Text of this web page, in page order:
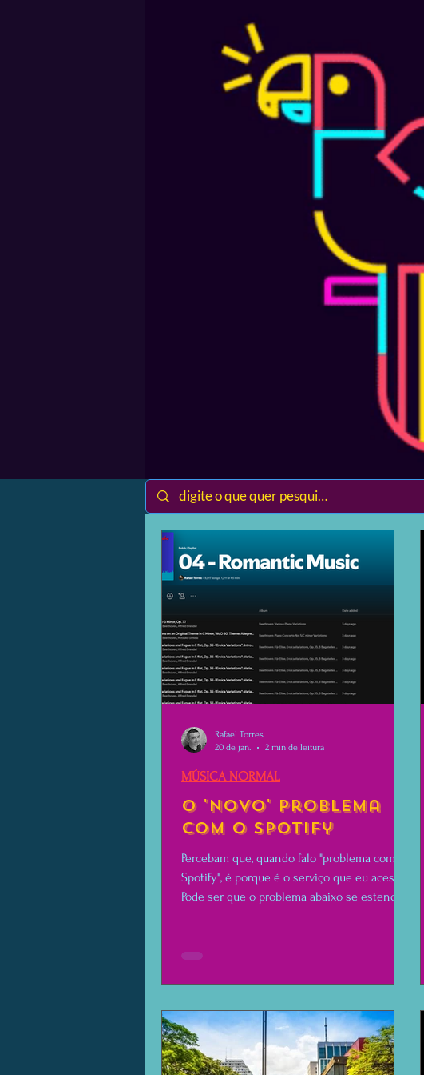
O 'novo' problema
com o Spotify
Percebam que, quando falo "problema com o
Spotify", é porque é o serviço que eu acesso.
Pode ser que o problema abaixo se estenda a
MÚSICA NORMAL
Rafael Torres
20 de jan.
2 min de leitura